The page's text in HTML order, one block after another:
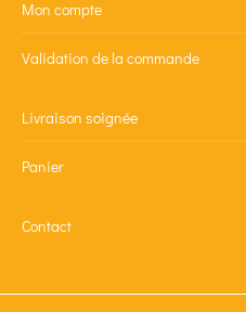
Mon compte
Validation de la commande
Livraison soignée
Panier
Contact